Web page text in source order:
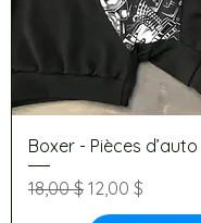
Boxer - Pièces d’auto
Prix original
18,00 $ Prix
12,00 $